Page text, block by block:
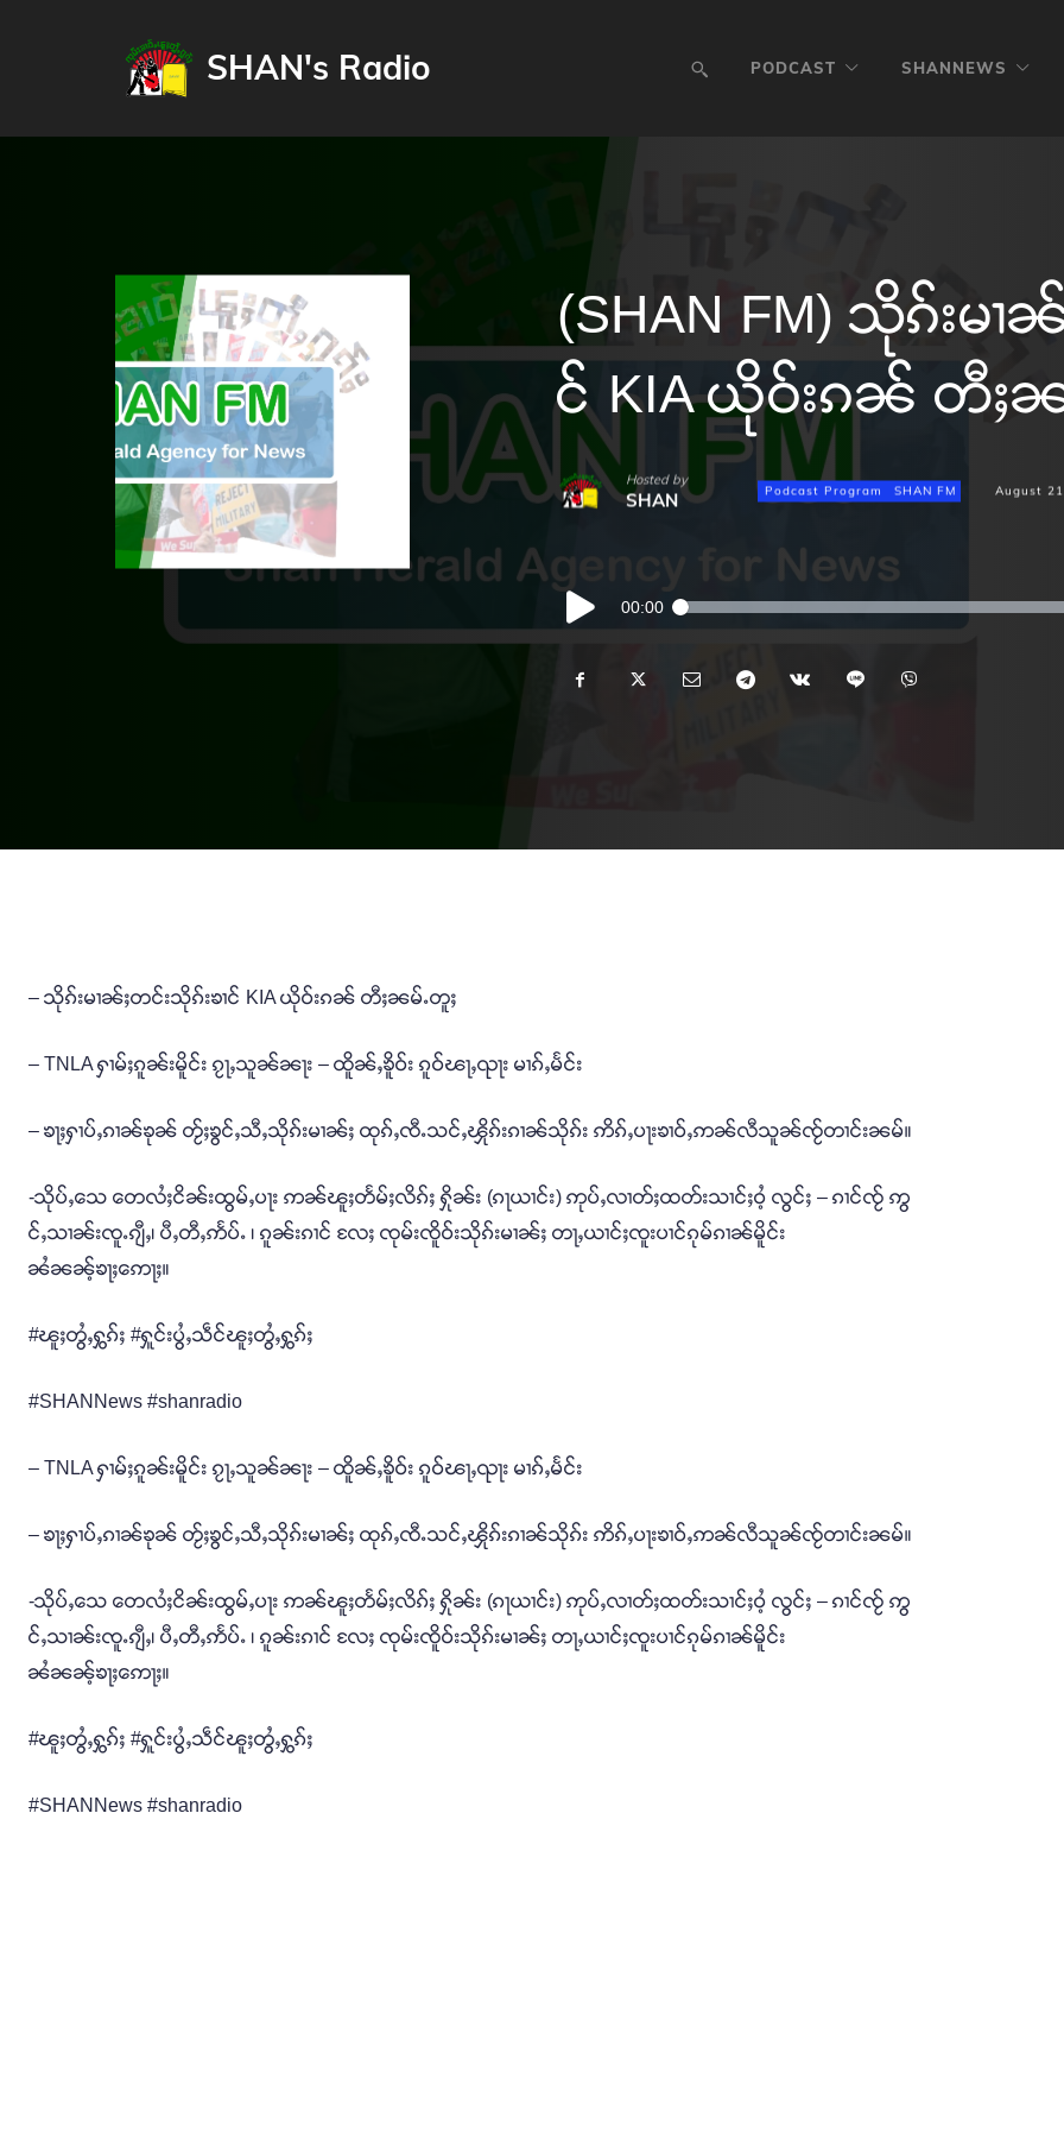
SHAN's Radio PODCAST SHANNEWS
(SHAN FM) သိုၵ်းမၢ
င် KIA ယိုဝ်းၵၼ် တီႈ
Hosted by
SHAN Podcast Program SHAN FM August
Audio
Player
00:00
– သိုၵ်းမၢၼ်ႈတင်းသိုၵ်းၶၢင် KIA ယိုဝ်းၵၼ် တီႈၼမ်ႉတူႈ
– TNLA ႁၢမ်ႈၵူၼ်းမိူင်း ၵႂႃႇသူၼ်ၼႃး – ထိူၼ်ႇၶိူဝ်း ၵူဝ်ၽႃႇၺႃး မၢၵ်ႇမႅင်း
– ၶႃႈႁၢပ်ႇၵၢၼ်ၶုၼ် တႂ်ႈၶွင်ႇသီႇသိုၵ်းမၢၼ်ႈ ထုၵ်ႇၸီႉသင်ႇၾိုၵ်းၵၢၼ်သိုၵ်း ဢိၵ်ႇပႃးၶၢဝ်ႇဢၼ်လီသူၼ်ၸႂ်တၢင်းၼမ်။
-သိုပ်ႇသေ တေလႆႈငိၼ်းထွမ်ႇပႃး ဢၼ်ၽူႈတႅမ်ႈလိၵ်ႈ ႁိုၼ်း (ၵႃယၢင်း) ဢုပ်ႇလၢတ်ႈထတ်းသၢင်ႈဝႆ့ လွင်ႈ – ၵၢင်ၸႂ် ဢွ
င်ႇသၢၼ်းၸူႉၵျီႇ၊ ပီႇတီႇဢႅပ်ႉ ၊ ၵူၼ်းၵၢင် လႄႈ ၸုမ်းၸိူဝ်းသိုၵ်းမၢၼ်ႈ တႃႇယၢင်ႈၸူးပၢင်ၵုမ်ၵၢၼ်မိူင်း
ၼႆၼၼ့်ၶႃႈဢေႃႈ။
#ၽူႈတွႆႇႁွၵ်ႈ #ႁူင်းပွႆႇသဵင်ၽူႈတွႆႇႁွၵ်ႈ
#SHANNews #shanradio
– TNLA ႁၢမ်ႈၵူၼ်းမိူင်း ၵႂႃႇသူၼ်ၼႃး – ထိူၼ်ႇၶိူဝ်း ၵူဝ်ၽႃႇၺႃး မၢၵ်ႇမႅင်း
– ၶႃႈႁၢပ်ႇၵၢၼ်ၶုၼ် တႂ်ႈၶွင်ႇသီႇသိုၵ်းမၢၼ်ႈ ထုၵ်ႇၸီႉသင်ႇၾိုၵ်းၵၢၼ်သိုၵ်း ဢိၵ်ႇပႃးၶၢဝ်ႇဢၼ်လီသူၼ်ၸႂ်တၢင်းၼမ်။
-သိုပ်ႇသေ တေလႆႈငိၼ်းထွမ်ႇပႃး ဢၼ်ၽူႈတႅမ်ႈလိၵ်ႈ ႁိုၼ်း (ၵႃယၢင်း) ဢုပ်ႇလၢတ်ႈထတ်းသၢင်ႈဝႆ့ လွင်ႈ – ၵၢင်ၸႂ် ဢွ
င်ႇသၢၼ်းၸူႉၵျီႇ၊ ပီႇတီႇဢႅပ်ႉ ၊ ၵူၼ်းၵၢင် လႄႈ ၸုမ်းၸိူဝ်းသိုၵ်းမၢၼ်ႈ တႃႇယၢင်ႈၸူးပၢင်ၵုမ်ၵၢၼ်မိူင်း
ၼႆၼၼ့်ၶႃႈဢေႃႈ။
#ၽူႈတွႆႇႁွၵ်ႈ #ႁူင်းပွႆႇသဵင်ၽူႈတွႆႇႁွၵ်ႈ
#SHANNews #shanradio